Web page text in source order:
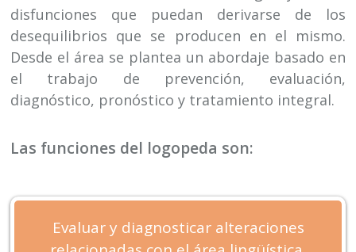
disfunciones que puedan derivarse de los
desequilibrios que se producen en el mismo.
Desde el área se plantea un abordaje basado en
el trabajo de prevención, evaluación,
diagnóstico, pronóstico y tratamiento integral.
Las funciones del logopeda son:
Evaluar y diagnosticar alteraciones